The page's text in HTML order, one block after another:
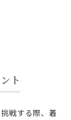
ト
戦する際、着